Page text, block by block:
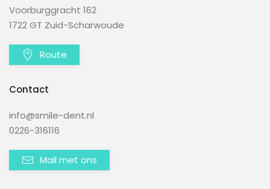
Voorburggracht 162
1722 GT Zuid-Scharwoude
Route
Contact
info@smile-dent.nl
0226-316116
Mail met ons